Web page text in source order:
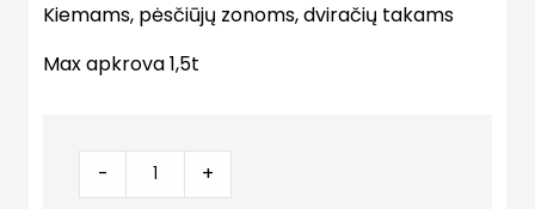
Kiemams, pėsčiūjų zonoms, dviračių takams
Max apkrova 1,5t
Plastikinis
kanalas
- +